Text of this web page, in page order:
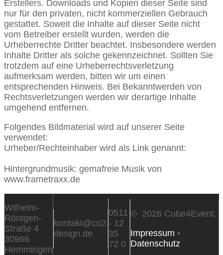
Erstellers. Downloads und Kopien dieser Seite sind
nur für den privaten, nicht kommerziellen Gebrauch
gestattet. Soweit die Inhalte auf dieser Seite nicht
vom Betreiber erstellt wurden, werden die
Urheberrechte Dritter beachtet. Insbesondere werden
Inhalte Dritter als solche gekennzeichnet. Sollten Sie
trotzdem auf eine Urheberrechtsverletzung
aufmerksam werden, bitten wir um einen
entsprechenden Hinweis. Bei Bekanntwerden von
Rechtsverletzungen werden wir derartige Inhalte
umgehend entfernen.
Folgendes Bildmaterial wird auf unserer Seite
verwendet:
Urheber/Rechteinhaber wird als Link genannt:
Hintergrundmusik: gemafreie Musik von
www.frametraxx.de
Wilhelm-
Röntgen-
Straße 4
30966
Hemmingen
kontakt@co2-
design.de
0511
- 12
35
72 0
© 2026 Cube4Event.
Impressum •
Datenschutz